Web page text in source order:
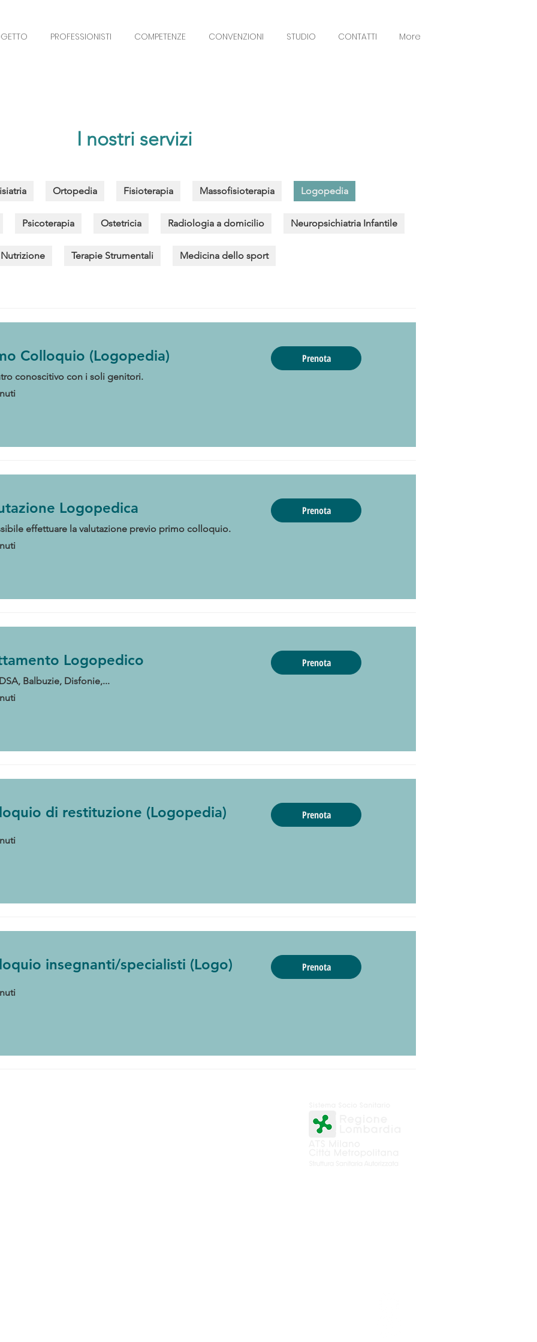
PROFESSIONISTI COMPETENZE CONVENZIONI STUDIO CONTATTI More
I nostri servizi
Ortopedia Fisioterapia Massofisioterapia Logopedia
Psicoterapia Ostetricia Radiologia a domicilio Neuropsichiatria Infantile
Nutrizione Terapie Strumentali Medicina dello sport
Colloquio (Logopedia)
conoscitivo con i soli genitori.
Prenota
Logopedica
effettuare la valutazione previo primo colloquio.
Prenota
Logopedico
Balbuzie, Disfonie,...
Prenota
di restituzione (Logopedia) Prenota
insegnanti/specialisti (Logo) Prenota